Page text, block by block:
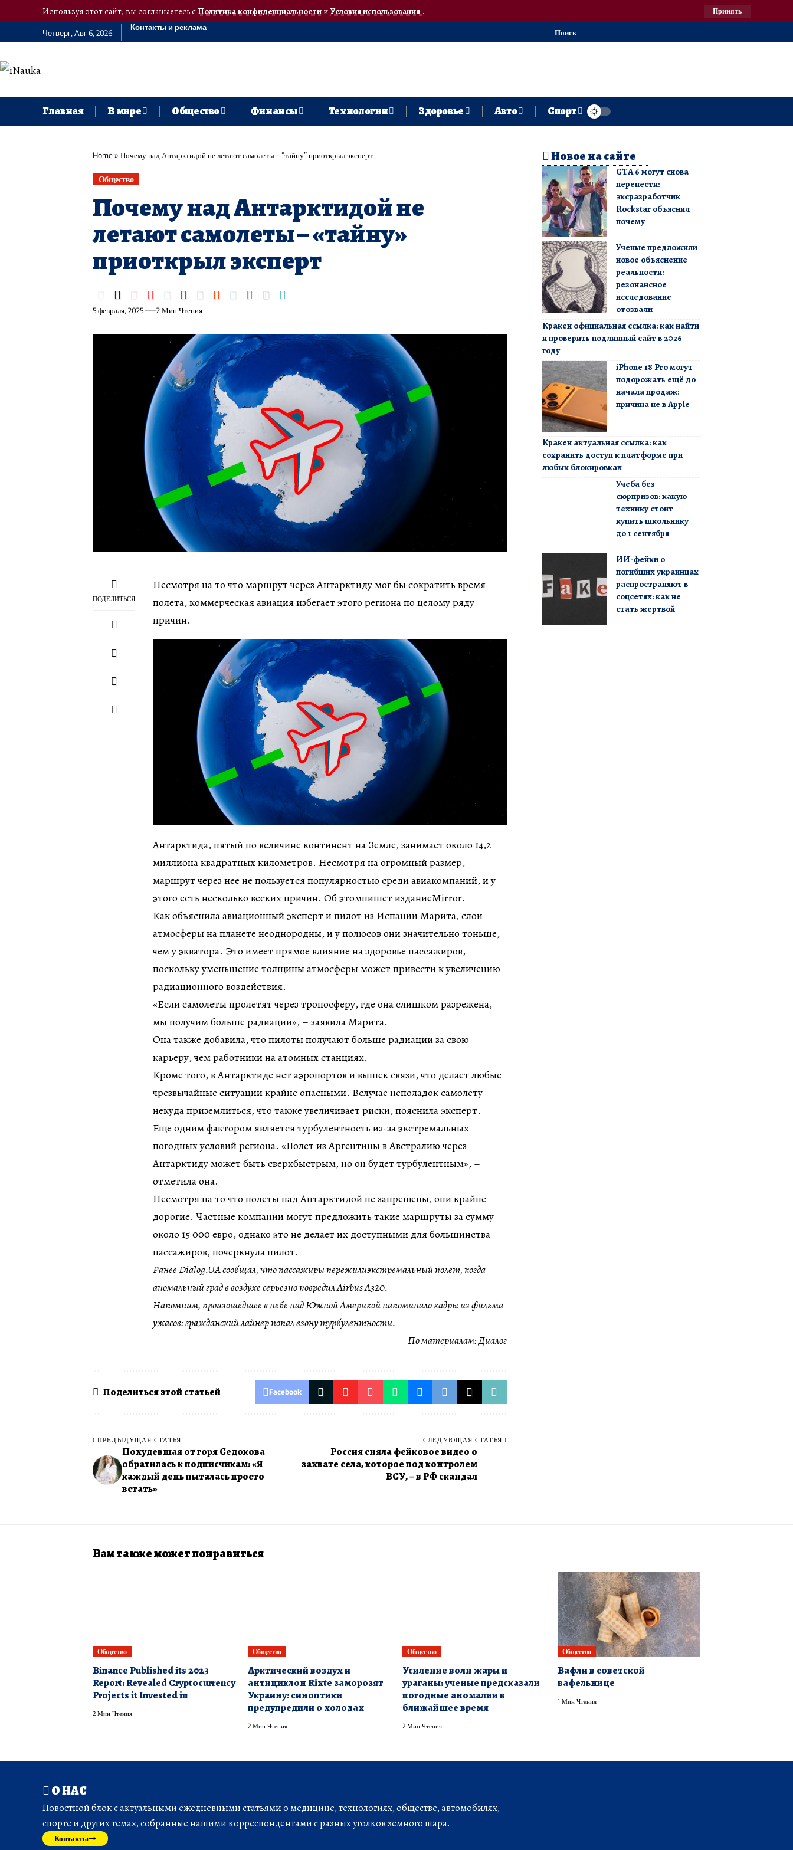
Используя этот сайт, вы соглашаетесь сПолитика конфиденциальностии Условия использования. Принять
Четверг, Авг 6, 2026
Контакты и реклама
Поиск
Главная В мире Общество Финансы Технологии Здоровье Авто Спорт
Home» Почему над Антарктидой не летают самолеты – “тайну” приоткрыл эксперт
Общество
Почему над Антарктидой не
летают самолеты – «тайну»
приоткрыл эксперт
5 февраля, 2025 2 Мин Чтения
ПОДЕЛИТЬСЯ
Несмотря на то что маршрут через Антарктиду мог бы сократить время
полета, коммерческая авиация избегает этого региона по целому ряду
причин.
Антарктида, пятый по величине континент на Земле, занимает около 14,2
миллиона квадратных километров. Несмотря на огромный размер,
маршрут через нее не пользуется популярностью среди авиакомпаний, и у
этого есть несколько веских причин. Об этомпишет изданиеMirror.
Как объяснила авиационный эксперт и пилот из Испании Марита, слои
атмосферы на планете неоднородны, и у полюсов они значительно тоньше,
чем у экватора. Это имеет прямое влияние на здоровье пассажиров,
поскольку уменьшение толщины атмосферы может привести к увеличению
радиационного воздействия.
«Если самолеты пролетят через тропосферу, где она слишком разрежена,
мы получим больше радиации», – заявила Марита.
Она также добавила, что пилоты получают больше радиации за свою
карьеру, чем работники на атомных станциях.
Кроме того, в Антарктиде нет аэропортов и вышек связи, что делает любые
чрезвычайные ситуации крайне опасными. Вслучае неполадок самолету
некуда приземлиться, что также увеличивает риски, пояснила эксперт.
Еще одним фактором является турбулентность из-за экстремальных
погодных условий региона. «Полет из Аргентины в Австралию через
Антарктиду может быть сверхбыстрым, но он будет турбулентным», –
отметила она.
Несмотря на то что полеты над Антарктидой не запрещены, они крайне
дорогие. Частные компании могут предложить такие маршруты за сумму
около 15 000 евро, однако это не делает их доступными для большинства
пассажиров, почеркнула пилот.
Ранее Dialog.UA сообщал, что пассажиры пережилиэкстремальный полет, когда
аномальный град в воздухе серьезно повредил Airbus A320.
Напомним, произошедшее в небе над Южной Америкой напоминало кадры из фильма
ужасов: гражданский лайнер попал взону турбулентности.
По материалам:Диалог
Поделиться этой статьей Facebook
ПРЕДЫДУЩАЯ СТАТЬЯ
Похудевшая от горя Седокова
обратилась к подписчикам: «Я
каждый день пыталась просто
встать»
СЛЕДУЮЩАЯ СТАТЬЯ
​Россия сняла фейковое видео о
захвате села, которое под контролем
ВСУ, – в РФ скандал
Новое на сайте
GTA 6 могут снова
перенести:
эксразработчик
Rockstar объяснил
почему
Ученые предложили
новое объяснение
реальности:
резонансное
исследование
отозвали
Кракен официальная ссылка: как найти
и проверить подлинный сайт в 2026
году
iPhone 18 Pro могут
подорожать ещё до
начала продаж:
причина не в Apple
Кракен актуальная ссылка: как
сохранить доступ к платформе при
любых блокировках
Учеба без
сюрпризов: какую
технику стоит
купить школьнику
до 1 сентября
ИИ-фейки о
погибших украинцах
распространяют в
соцсетях: как не
стать жертвой
Вам также может понравиться
Общество
Binance Published its 2023
Report: Revealed Cryptocurrency
Projects it Invested in
2 Мин Чтения
Общество
Арктический воздух и
антициклон Rixte заморозят
Украину: синоптики
предупредили о холодах
2 Мин Чтения
Общество
Усиление волн жары и
ураганы: ученые предсказали
погодные аномалии в
ближайшее время
2 Мин Чтения
Общество
Вафли в советской
вафельнице
1 Мин Чтения
О НАС
Новостной блок с актуальными ежедневными статьями о медицине, технологиях, обществе, автомобилях,
спорте и других темах, собранные нашими корреспондентами с разных уголков земного шара.
Контакты